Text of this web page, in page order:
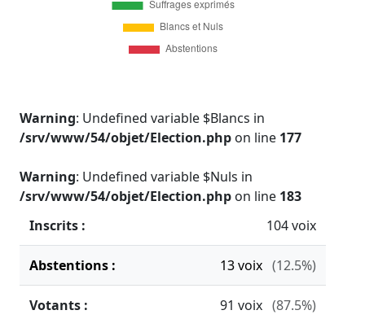
Warning: Undefined variable $Blancs in
/srv/www/54/objet/Election.php on line 177
Warning: Undefined variable $Nuls in
/srv/www/54/objet/Election.php on line 183
Inscrits :
104 voix
Abstentions : 13voix (12.5%)
Votants : 91 voix (87.5%)